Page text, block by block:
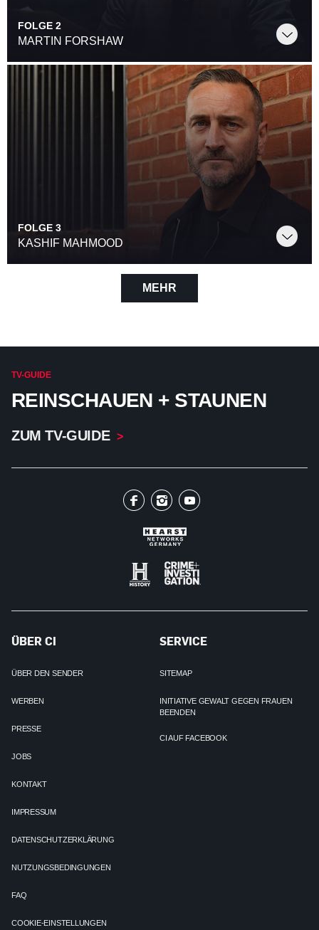
FOLGE 2
MARTIN FORSHAW
FOLGE 3
KASHIF MAHMOOD
MEHR
TV-GUIDE
REINSCHAUEN + STAUNEN
ZUM TV-GUIDE
ÜBER CI
ÜBER DEN SENDER
WERBEN
PRESSE
JOBS
KONTAKT
IMPRESSUM
DATENSCHUTZERKLÄRUNG
NUTZUNGSBEDINGUNGEN
FAQ
COOKIE-EINSTELLUNGEN
SERVICE
SITEMAP
INITIATIVE GEWALT GEGEN FRAUEN
BEENDEN
CI AUF FACEBOOK